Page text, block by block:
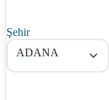
Şehir
ADANA